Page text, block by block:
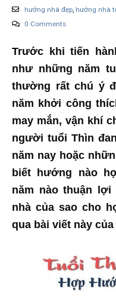
hướng nhà đẹp, hướng nhà
0 Comments
Trước khi tiến
như những năm
thường rất chú ý
năm khởi công
may mắn, vận khí
người tuổi Thìn
năm nay hoặc
biết hướng nào
năm nào thuận
nhà của sao cho
qua bài viết này